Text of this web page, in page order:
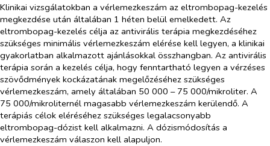
Klinikai vizsgálatokban a vérlemezkeszám az eltrombopag-kezelés
megkezdése után általában 1 héten belül emelkedett. Az
eltrombopag-kezelés célja az antivirális terápia megkezdéséhez
szükséges minimális vérlemezkeszám elérése kell legyen, a klinikai
gyakorlatban alkalmazott ajánlásokkal összhangban. Az antivirális
terápia során a kezelés célja, hogy fenntartható legyen a vérzéses
szövődmények kockázatának megelőzéséhez szükséges
vérlemezkeszám, amely általában 50 000 – 75 000/mikroliter. A
75 000/mikroliternél magasabb vérlemezkeszám kerülendő. A
terápiás célok eléréséhez szükséges legalacsonyabb
eltrombopag-dózist kell alkalmazni. A dózismódosítás a
vérlemezkeszám válaszon kell alapuljon.